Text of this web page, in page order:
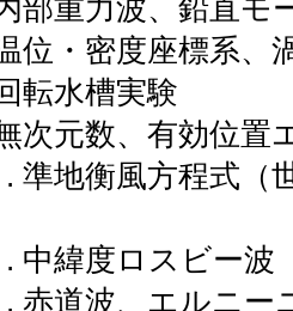
部重力波、鉛直モ
位・密度座標系、
転水槽実験
次元数、有効位置
. 準地衡風方程式（
. 中緯度ロスビー波
. 赤道波、エルニー